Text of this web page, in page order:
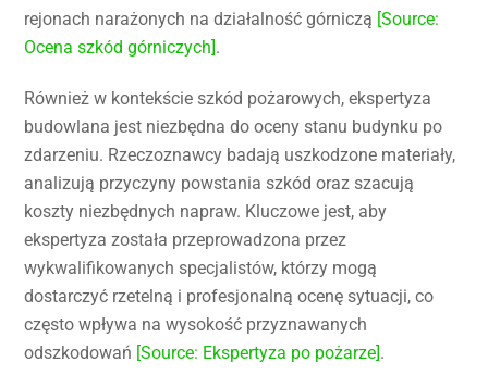
rejonach narażonych na działalność górniczą [Source:
Ocena szkód górniczych].
Również w kontekście szkód pożarowych, ekspertyza
budowlana jest niezbędna do oceny stanu budynku po
zdarzeniu. Rzeczoznawcy badają uszkodzone materiały,
analizują przyczyny powstania szkód oraz szacują
koszty niezbędnych napraw. Kluczowe jest, aby
ekspertyza została przeprowadzona przez
wykwalifikowanych specjalistów, którzy mogą
dostarczyć rzetelną i profesjonalną ocenę sytuacji, co
często wpływa na wysokość przyznawanych
odszkodowań [Source: Ekspertyza po pożarze].